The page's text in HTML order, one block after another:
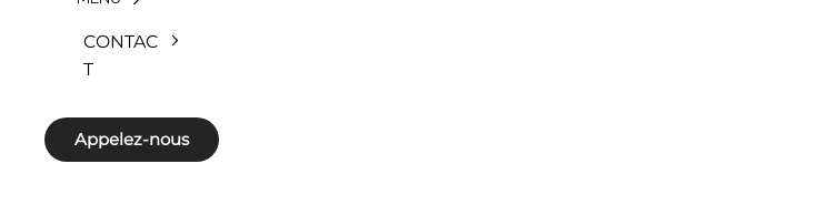
CONTAC
T
Appelez-nous